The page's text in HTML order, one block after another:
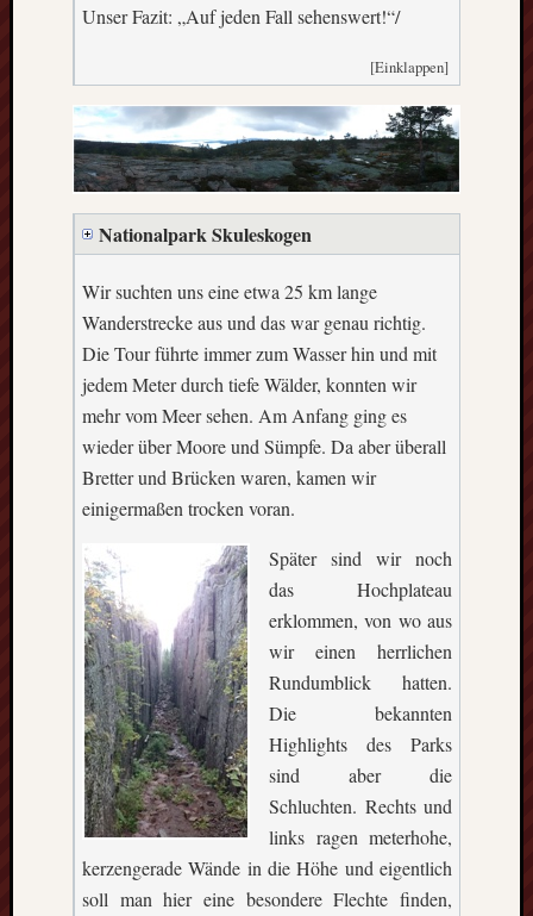
Unser Fazit: „Auf jeden Fall sehenswert!“/
[Einklappen]
Nationalpark Skuleskogen
Wir suchten uns eine etwa 25 km lange
Wanderstrecke aus und das war genau richtig.
Die Tour führte immer zum Wasser hin und mit
jedem Meter durch tiefe Wälder, konnten wir
mehr vom Meer sehen. Am Anfang ging es
wieder über Moore und Sümpfe. Da aber überall
Bretter und Brücken waren, kamen wir
einigermaßen trocken voran.
Später sind wir noch
das Hochplateau
erklommen, von wo aus
wir einen herrlichen
Rundumblick hatten.
Die bekannten
Highlights des Parks
sind aber die
Schluchten. Rechts und
links ragen meterhohe,
kerzengerade Wände in die Höhe und eigentlich
soll man hier eine besondere Flechte finden,